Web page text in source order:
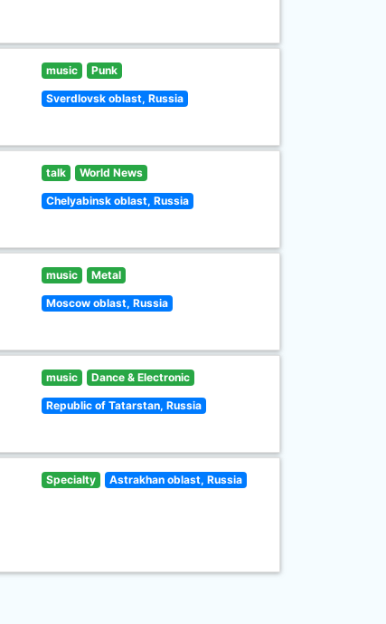
music Punk
Sverdlovsk oblast, Russia
talk World News
Chelyabinsk oblast, Russia
music Metal
Moscow oblast, Russia
music Dance & Electronic
Republic of Tatarstan, Russia
Specialty Astrakhan oblast, Russia